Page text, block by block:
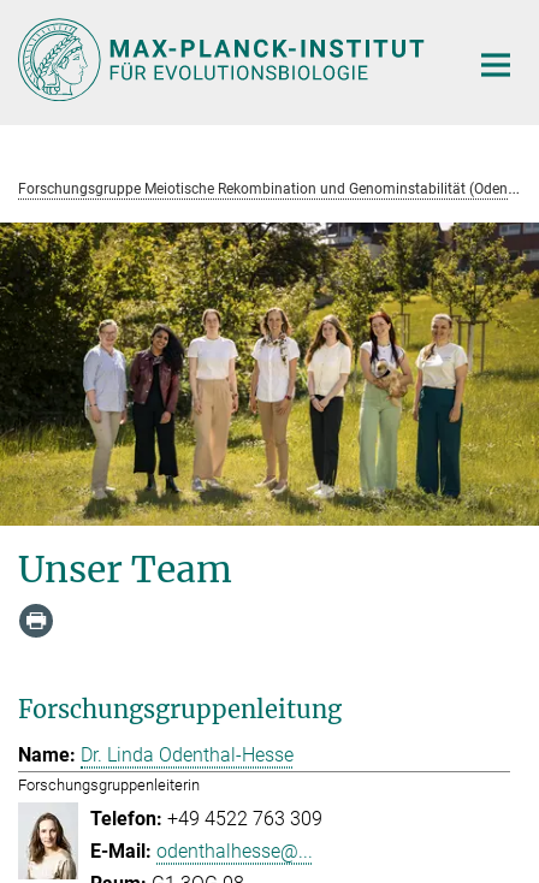
Hauptinhalt
F
orschungsgruppe Meiotische Rekombination und Genominstabilität (Odenthal-Hesse)
Unser Team
Forschungsgruppenleitung
Dr. Linda Odenthal-Hesse
Forschungsgruppenleiterin
+49 4522 763 309
odenthalhesse@...